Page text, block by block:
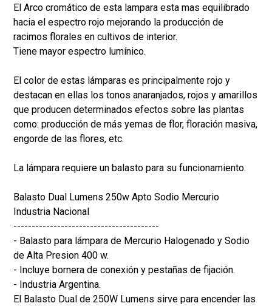
El Arco cromático de esta lampara esta mas equilibrado
hacia el espectro rojo mejorando la producción de
racimos florales en cultivos de interior.
Tiene mayor espectro lumínico.
El color de estas lámparas es principalmente rojo y
destacan en ellas los tonos anaranjados, rojos y amarillos
que producen determinados efectos sobre las plantas
como: producción de más yemas de flor, floración masiva,
engorde de las flores, etc.
La lámpara requiere un balasto para su funcionamiento.
Balasto Dual Lumens 250w Apto Sodio Mercurio
Industria Nacional
----------------------------------------
- Balasto para lámpara de Mercurio Halogenado y Sodio
de Alta Presion 400 w.
- Incluye bornera de conexión y pestañas de fijación.
- Industria Argentina.
El Balasto Dual de 250W Lumens sirve para encender las